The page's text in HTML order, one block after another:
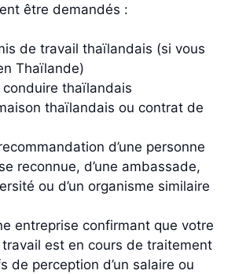
être demandés :
de travail thaïlandais (si vous
Thaïlande)
conduire thaïlandais
thaïlandais ou contrat de
d’une personne
reconnue, d’une ambassade,
ou d’un organisme similaire
entreprise confirmant que votre
est en cours de traitement
de perception d’un salaire ou